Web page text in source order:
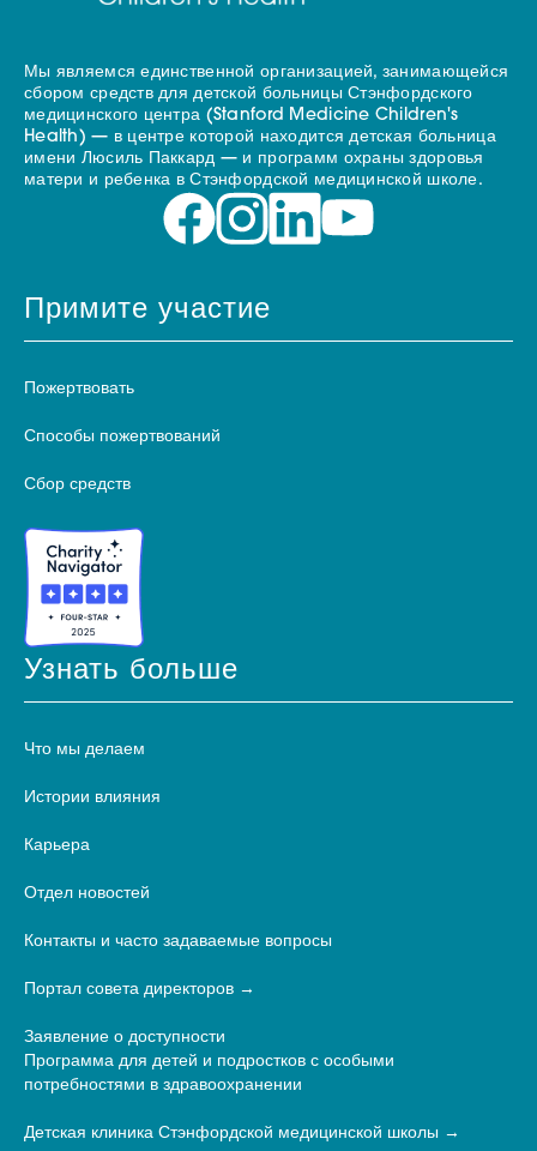
Мы являемся единственной организацией, занимающейся
сбором средств для детской больницы Стэнфордского
медицинского центра (Stanford Medicine Children's
Health) — в центре которой находится детская больница
имени Люсиль Паккард — и программ охраны здоровья
матери и ребенка в Стэнфордской медицинской школе.
Примите участие
Пожертвовать
Способы пожертвований
Сбор средств
Узнать больше
Что мы делаем
Истории влияния
Карьера
Отдел новостей
Контакты и часто задаваемые вопросы
Портал совета директоров
Заявление о доступности
Программа для детей и подростков с особыми
потребностями в здравоохранении
Детская клиника Стэнфордской медицинской школы